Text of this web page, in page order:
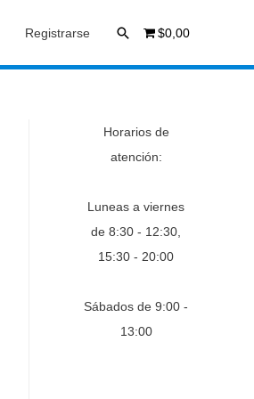
Registrarse Buscar$0,00
Horarios de
atención:
Luneas a viernes
de 8:30 - 12:30,
15:30 - 20:00
Sábados de 9:00 -
13:00